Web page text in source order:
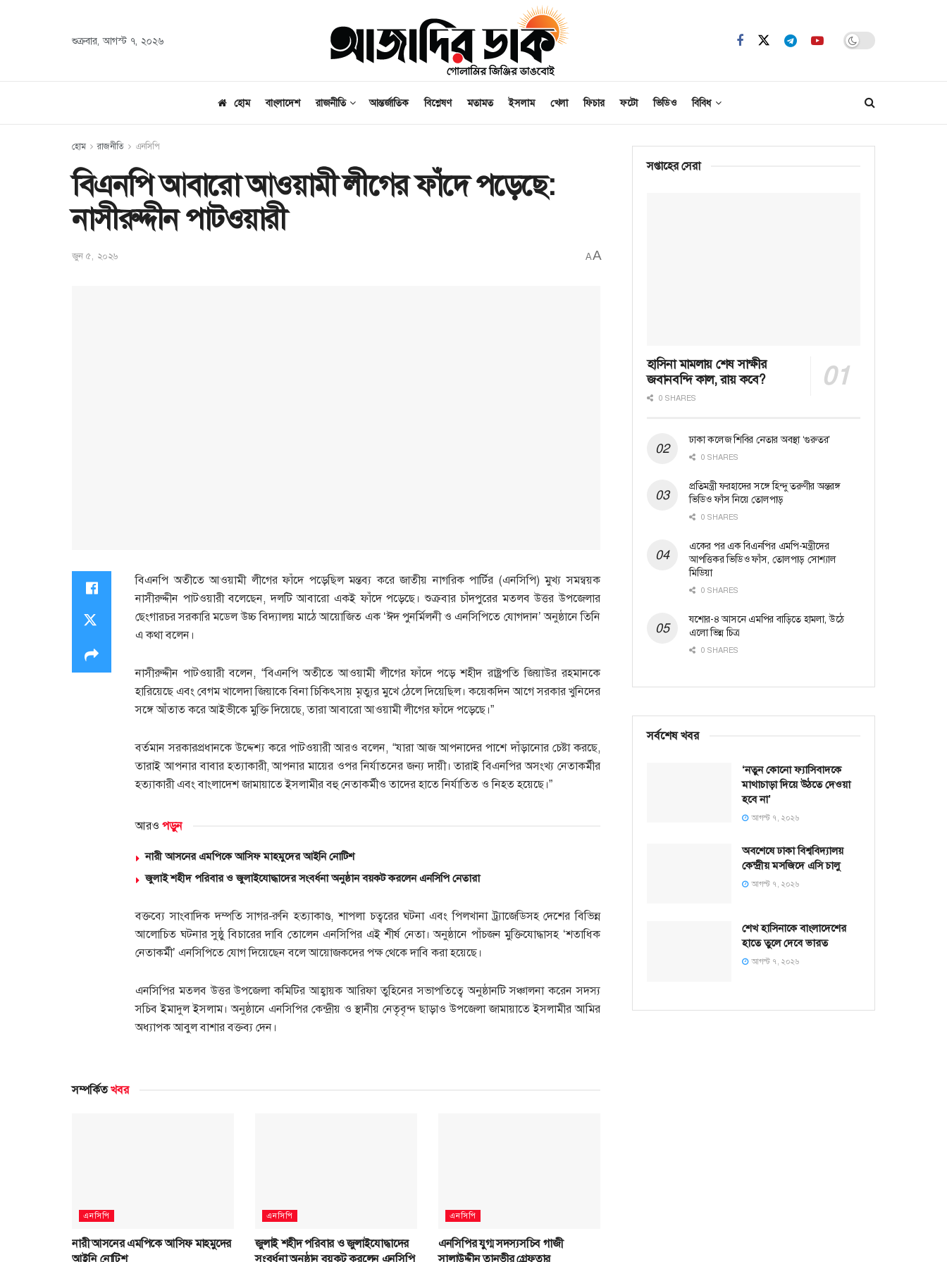
শুক্রবার, আগস্ট ৭, ২০২৬
হোম বাংলাদেশ রাজনীতি আন্তর্জাতিক বিশ্লেষণ মতামত ইসলাম খেলা ফিচার ফটো ভিডিও বিবিধ
হোম রাজনীতি এনসিপি
বিএনপি আবারো আওয়ামী লীগের ফাঁদে পড়েছে:
নাসীরুদ্দীন পাটওয়ারী
জুন ৫, ২০২৬ AA
বিএনপি অতীতে আওয়ামী লীগের ফাঁদে পড়েছিল মন্তব্য করে জাতীয় নাগরিক পার্টির (এনসিপি) মুখ্য সমন্বয়ক
নাসীরুদ্দীন পাটওয়ারী বলেছেন, দলটি আবারো একই ফাঁদে পড়েছে। শুক্রবার চাঁদপুরের মতলব উত্তর উপজেলার
ছেংগারচর সরকারি মডেল উচ্চ বিদ্যালয় মাঠে আয়োজিত এক ‘ঈদ পুনর্মিলনী ও এনসিপিতে যোগদান’ অনুষ্ঠানে তিনি
এ কথা বলেন।
নাসীরুদ্দীন পাটওয়ারী বলেন, “বিএনপি অতীতে আওয়ামী লীগের ফাঁদে পড়ে শহীদ রাষ্ট্রপতি জিয়াউর রহমানকে
হারিয়েছে এবং বেগম খালেদা জিয়াকে বিনা চিকিৎসায় মৃত্যুর মুখে ঠেলে দিয়েছিল। কয়েকদিন আগে সরকার খুনিদের
সঙ্গে আঁতাত করে আইভীকে মুক্তি দিয়েছে, তারা আবারো আওয়ামী লীগের ফাঁদে পড়েছে।”
বর্তমান সরকারপ্রধানকে উদ্দেশ্য করে পাটওয়ারী আরও বলেন, “যারা আজ আপনাদের পাশে দাঁড়ানোর চেষ্টা করছে,
তারাই আপনার বাবার হত্যাকারী, আপনার মায়ের ওপর নির্যাতনের জন্য দায়ী। তারাই বিএনপির অসংখ্য নেতাকর্মীর
হত্যাকারী এবং বাংলাদেশ জামায়াতে ইসলামীর বহু নেতাকর্মীও তাদের হাতে নির্যাতিত ও নিহত হয়েছে।”
আরও পড়ুন
নারী আসনের এমপিকে আসিফ মাহমুদের আইনি নোটিশ
জুলাই শহীদ পরিবার ও জুলাইযোদ্ধাদের সংবর্ধনা অনুষ্ঠান বয়কট করলেন এনসিপি নেতারা
বক্তব্যে সাংবাদিক দম্পতি সাগর-রুনি হত্যাকাণ্ড, শাপলা চত্বরের ঘটনা এবং পিলখানা ট্র্যাজেডিসহ দেশের বিভিন্ন
আলোচিত ঘটনার সুষ্ঠু বিচারের দাবি তোলেন এনসিপির এই শীর্ষ নেতা। অনুষ্ঠানে পাঁচজন মুক্তিযোদ্ধাসহ ‘শতাধিক
নেতাকর্মী’ এনসিপিতে যোগ দিয়েছেন বলে আয়োজকদের পক্ষ থেকে দাবি করা হয়েছে।
এনসিপির মতলব উত্তর উপজেলা কমিটির আহ্বায়ক আরিফা তুহিনের সভাপতিত্বে অনুষ্ঠানটি সঞ্চালনা করেন সদস্য
সচিব ইমাদুল ইসলাম। অনুষ্ঠানে এনসিপির কেন্দ্রীয় ও স্থানীয় নেতৃবৃন্দ ছাড়াও উপজেলা জামায়াতে ইসলামীর আমির
অধ্যাপক আবুল বাশার বক্তব্য দেন।
সম্পর্কিতখবর
এনসিপি
নারী আসনের এমপিকে আসিফ মাহমুদের
আইনি নোটিশ
এনসিপি
জুলাই শহীদ পরিবার ও জুলাইযোদ্ধাদের
সংবর্ধনা অনুষ্ঠান বয়কট করলেন এনসিপি
এনসিপি
এনসিপির যুগ্ম সদস্যসচিব গাজী
সালাউদ্দীন তানভীর গ্রেফতার
সপ্তাহের সেরা
হাসিনা মামলায় শেষ সাক্ষীর
জবানবন্দি কাল, রায় কবে?
0 SHARES
ঢাকা কলেজ শিবির নেতার অবস্থা ‘গুরুতর’
0 SHARES
প্রতিমন্ত্রী ফরহাদের সঙ্গে হিন্দু তরুণীর অন্তরঙ্গ
ভিডিও ফাঁস নিয়ে তোলপাড়
0 SHARES
একের পর এক বিএনপির এমপি-মন্ত্রীদের
আপত্তিকর ভিডিও ফাঁস, তোলপাড় সোশ্যাল
মিডিয়া
0 SHARES
যশোর-৪ আসনে এমপির বাড়িতে হামলা, উঠে
এলো ভিন্ন চিত্র
0 SHARES
সর্বশেষ খবর
‘নতুন কোনো ফ্যাসিবাদকে
মাথাচাড়া দিয়ে উঠতে দেওয়া
হবে না’
আগস্ট ৭, ২০২৬
অবশেষে ঢাকা বিশ্ববিদ্যালয়
কেন্দ্রীয় মসজিদে এসি চালু
আগস্ট ৭, ২০২৬
শেখ হাসিনাকে বাংলাদেশের
হাতে তুলে দেবে ভারত
আগস্ট ৭, ২০২৬